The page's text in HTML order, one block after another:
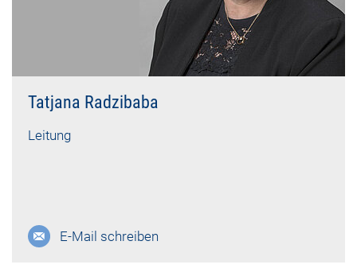
Tatjana Radzibaba
Leitung
E-Mail schreiben